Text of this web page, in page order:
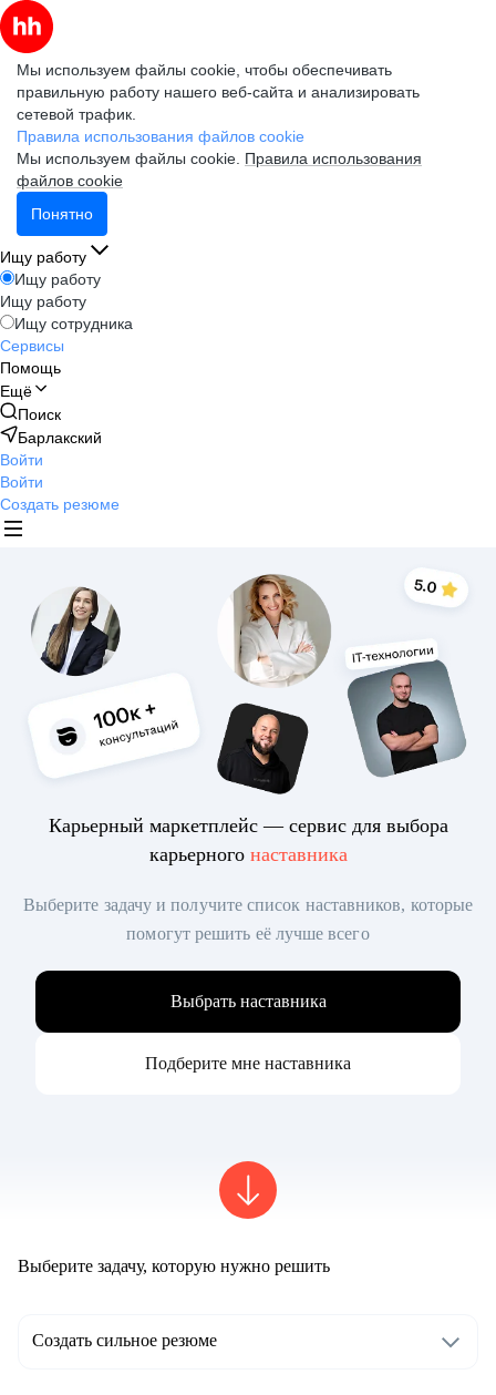
Мы используем файлы cookie, чтобы обеспечивать
правильную работу нашего веб-сайта и анализировать
сетевой трафик.
Правила использования файлов cookie
Мы используем файлы cookie. Правила использования
файлов cookie
Понятно
Ищу работу
Ищу работу
Ищу работу
Ищу сотрудника
Сервисы
Помощь
Ещё
Поиск
Барлакский
Войти
Войти
Создать резюме
Карьерный маркетплейс — сервис для выбора
карьерного наставника
Выберите задачу и получите список наставников, которые
помогут решить её лучше всего
Выбрать наставника
Подберите мне наставника
Выберите задачу, которую нужно решить
Создать сильное резюме